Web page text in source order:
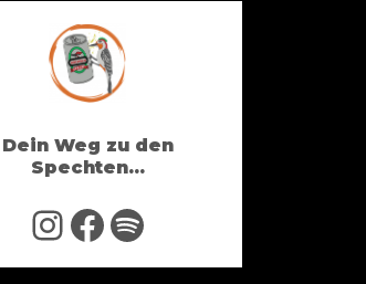
Dein Weg zu den
Spechten...
InstagramFacebook Spotify